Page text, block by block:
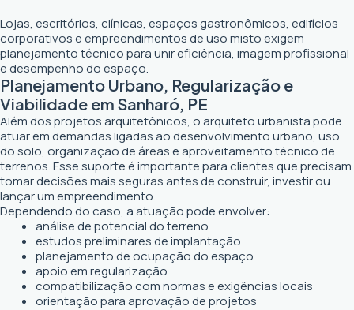
Lojas, escritórios, clínicas, espaços gastronômicos, edifícios
corporativos e empreendimentos de uso misto exigem
planejamento técnico para unir eficiência, imagem profissional
e desempenho do espaço.
Planejamento Urbano, Regularização e
Viabilidade em Sanharó, PE
Além dos projetos arquitetônicos, o arquiteto urbanista pode
atuar em demandas ligadas ao desenvolvimento urbano, uso
do solo, organização de áreas e aproveitamento técnico de
terrenos. Esse suporte é importante para clientes que precisam
tomar decisões mais seguras antes de construir, investir ou
lançar um empreendimento.
Dependendo do caso, a atuação pode envolver:
análise de potencial do terreno
estudos preliminares de implantação
planejamento de ocupação do espaço
apoio em regularização
compatibilização com normas e exigências locais
orientação para aprovação de projetos